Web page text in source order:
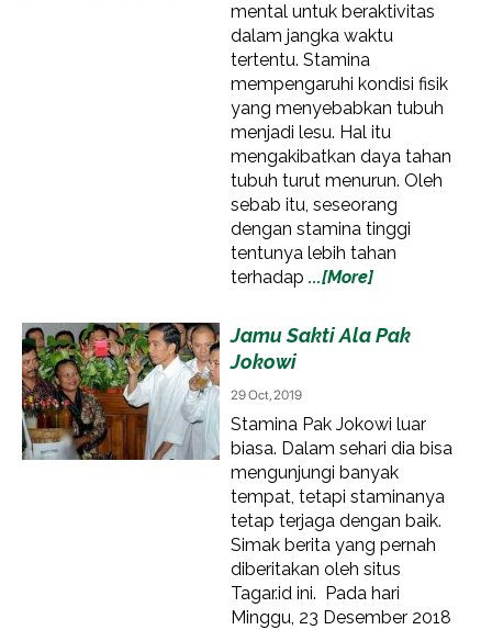
mental untuk beraktivitas
dalam jangka waktu
tertentu. Stamina
mempengaruhi kondisi fisik
yang menyebabkan tubuh
menjadi lesu. Hal itu
mengakibatkan daya tahan
tubuh turut menurun. Oleh
sebab itu, seseorang
dengan stamina tinggi
tentunya lebih tahan
terhadap ...[More]
Jamu Sakti Ala Pak
Jokowi
29 Oct, 2019
Stamina Pak Jokowi luar
biasa. Dalam sehari dia bisa
mengunjungi banyak
tempat, tetapi staminanya
tetap terjaga dengan baik.
Simak berita yang pernah
diberitakan oleh situs
Tagar.id ini. Pada hari
Minggu, 23 Desember 2018